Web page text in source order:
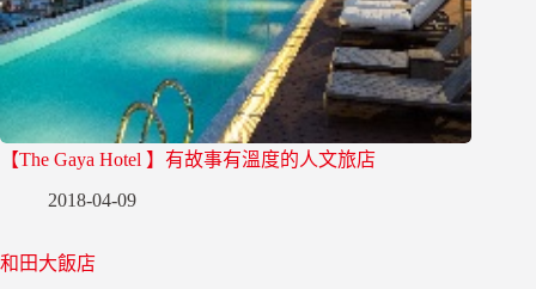
【The Gaya Hotel 】有故事有溫度的人文旅店
2018-04-09
和田大飯店